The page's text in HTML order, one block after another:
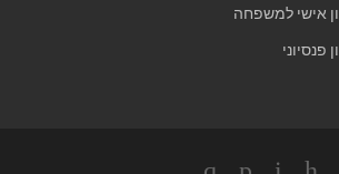
אישי למשפחה
פנסיוני